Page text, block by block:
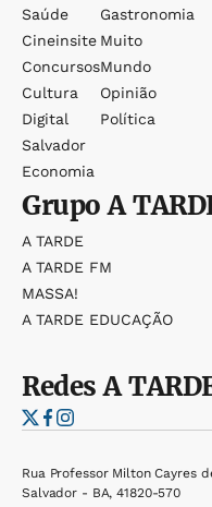
Saúde
Cineinsite
Concursos
Cultura
Digital
Salvador
Economia
Gastronomia
Muito
Mundo
Opinião
Política
GrupoA
A TARDE
A TARDE FM
MASSA!
A TARDE EDUCAÇÃO
RedesA
Rua Professor Milton Cayres
Salvador - BA, 41820-570